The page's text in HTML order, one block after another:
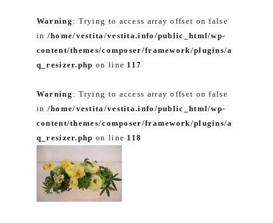
Warning : Trying to access array offset on false
in /home/vestita/vestita.info/public_html/wp-
content/themes/composer/framework/plugins/a
q_resizer.php on line 117
Warning : Trying to access array offset on false
in /home/vestita/vestita.info/public_html/wp-
content/themes/composer/framework/plugins/a
q_resizer.php on line 118